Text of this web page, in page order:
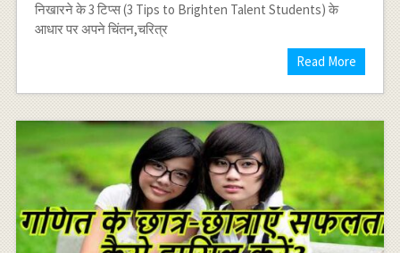
निखारने के 3 टिप्स (3 Tips to Brighten Talent Students) के
आधार पर अपने चिंतन,चरित्र
Read More